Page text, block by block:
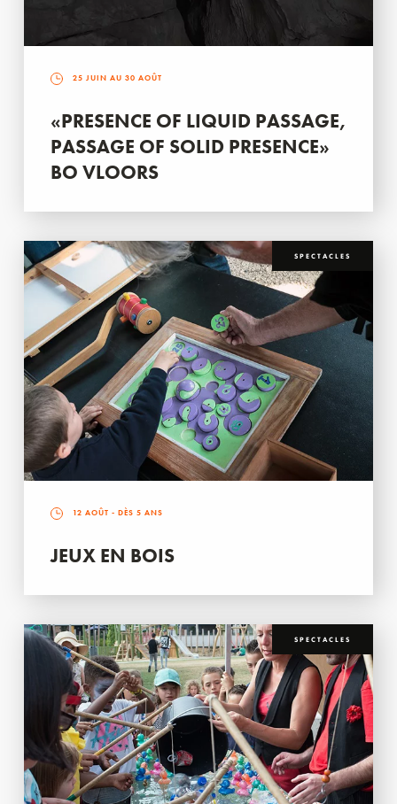
25 JUIN AU 30 AOÛT
«PRESENCE OF LIQUID PASSAGE,
PASSAGE OF SOLID PRESENCE»
BO VLOORS
SPECTACLES
12 AOÛT - DÈS 5 ANS
JEUX EN BOIS
SPECTACLES